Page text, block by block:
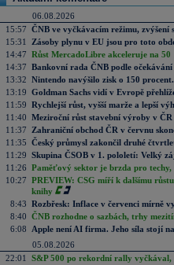
06.08.2026
15:57 ČNB ve vyčkávacím režimu, zvýšení
15:31
Zásoby plynu v EU jsou pro toto
14:47 Růst MercadoLibre akceleruje na
14:37 Bankovní rada ČNB podle
13:32 Nintendo navýšilo zisk o 150
13:19 Goldman Sachs vidí v Evropě
11:59 Rychlejší růst, vyšší marže a lepší
11:40 Meziroční růst stavební výroby v
11:37
Zahraniční obchod ČR v červnu
11:35 Český průmysl zakončil druhé
11:29 Skupina ČSOB v 1. pololetí: Velký
11:26 Paměťový sektor je brzda pro techy,
10:27 PREVIEW: CSG míří k dalšímu
knihy
8:43 Rozbřesk: Inflace v červenci mírně
8:40 ČNB rozhodne o sazbách, trhy
6:08
Apple není AI firma. Jeho síla stojí
05.08.2026
22:01
S&P 500 po rekordní rally vyčkával,